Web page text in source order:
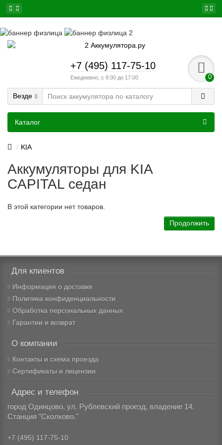
+7 (495) 117-75-10
Ежедневно, с 8:00 до 17:00 0
Везде
Каталог
KIA
Аккумуляторы для KIA
CAPITAL седан
В этой категории нет товаров.
Продолжить
Для клиентов
Информация о доставке
Политика конфиденциальности
Обработка персональных данных
Гарантии и возврат
О компании
Контакты и схема проезда
Сертификаты и лицензии
Адрес и телефон
город Одинцово, ул. Рублевский проезд, владение 14.
Станция "Сколково."
+7 (495) 117-75-10